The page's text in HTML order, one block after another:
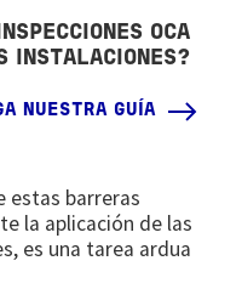
OCA
INSTALACIONES?
NUESTRA GUÍA
estas barreras
la aplicación de las
es una tarea ardua